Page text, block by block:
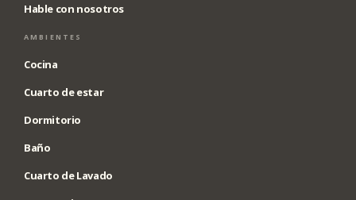
Hable con nosotros
AMBIENTES
Cocina
Cuarto de estar
Dormitorio
Baño
Cuarto de Lavado